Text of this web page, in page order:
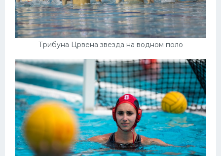
Трибуна Црвена звезда на водном поло